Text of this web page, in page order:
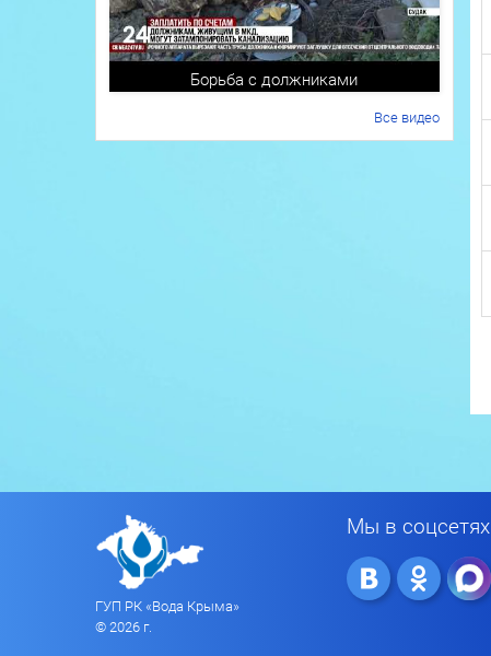
Борьба с должниками
Все видео
ГУП РК «Вода Крыма»
© 2026 г.
Мы в соцсетях